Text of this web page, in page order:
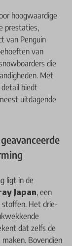
hoogwaardige
prestaties,
van Penguin
van
die
Met
detail biedt
uitdagende
ligt in de
Japan, een
stoffen. Het drie-
dat zelfs de
Bovendien